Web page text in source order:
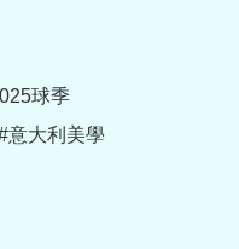
球季
意大利美學